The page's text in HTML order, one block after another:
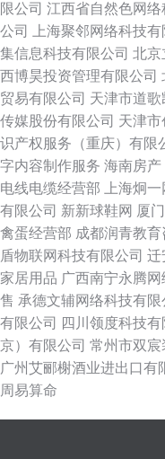
限公司 江西省自然色网络
公司
上海聚邻网络科技有
集信息科技有限公司 北京
西博昊投资管理有限公司
贸易有限公司 天津市道歌
传媒股份有限公司 天津市
识产权服务（重庆）有限
字内容制作服务 海南房产
电线电缆经营部
上海炯
有限公司 新新球鞋网 厦
禽蛋经营部 成都润青教育
盾物联网科技有限公司 迁
家居用品 广西南宁永腾
售 承德文辅网络科技有限
有限公司
四川领度科技有
京）有限公司 常州市双宸
广州艾郦榭酒业进出口有
周易算命